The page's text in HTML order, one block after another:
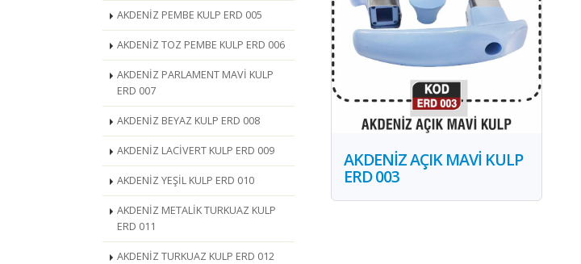
AKDENİZ PEMBE KULP ERD 005
AKDENİZ TOZ PEMBE KULP ERD 006
AKDENİZ PARLAMENT MAVİ KULP
ERD 007
AKDENİZ BEYAZ KULP ERD 008
AKDENİZ LACİVERT KULP ERD 009
AKDENİZ YEŞİL KULP ERD 010
AKDENİZ METALİK TURKUAZ KULP
ERD 011
AKDENİZ TURKUAZ KULP ERD 012
AKDENİZ AÇIK MAVİ KULP
ERD 003